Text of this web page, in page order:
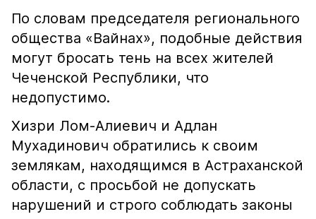
По словам председателя регионального
общества «Вайнах», подобные действия
могут бросать тень на всех жителей
Чеченской Республики, что
недопустимо.
Хизри Лом-Алиевич и Адлан
Мухадинович обратились к своим
землякам, находящимся в Астраханской
области, с просьбой не допускать
нарушений и строго соблюдать законы